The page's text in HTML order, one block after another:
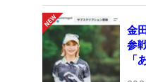
金
参
「